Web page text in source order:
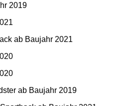
2019
ab Baujahr 2021
ab Baujahr 2019